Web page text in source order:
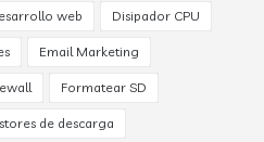
web Disipador CPU
Email Marketing
Formatear SD
de descarga